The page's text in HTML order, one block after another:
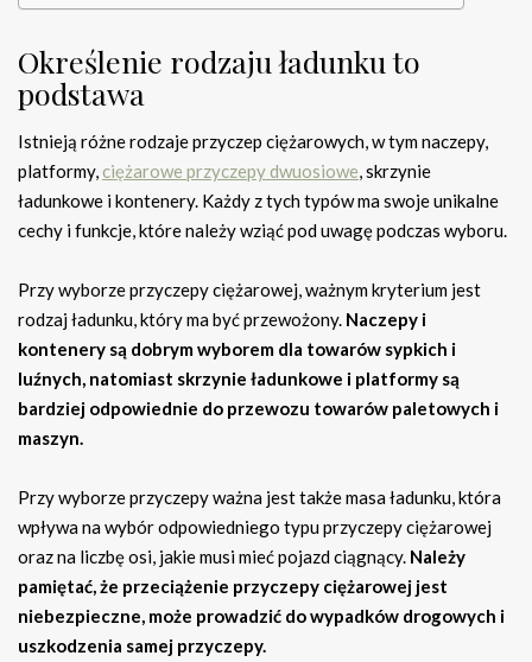
Określenie rodzaju ładunku to
podstawa
Istnieją różne rodzaje przyczep ciężarowych, w tym naczepy,
platformy,ciężarowe przyczepy dwuosiowe, skrzynie
ładunkowe i kontenery. Każdy z tych typów ma swoje unikalne
cechy i funkcje, które należy wziąć pod uwagę podczas wyboru.
Przy wyborze przyczepy ciężarowej, ważnym kryterium jest
rodzaj ładunku, który ma być przewożony. Naczepy i
kontenery są dobrym wyborem dla towarów sypkich i
luźnych, natomiast skrzynie ładunkowe i platformy są
bardziej odpowiednie do przewozu towarów paletowych i
maszyn.
Przy wyborze przyczepy ważna jest także masa ładunku, która
wpływa na wybór odpowiedniego typu przyczepy ciężarowej
oraz na liczbę osi, jakie musi mieć pojazd ciągnący. Należy
pamiętać, że przeciążenie przyczepy ciężarowej jest
niebezpieczne, może prowadzić do wypadków drogowych i
uszkodzenia samej przyczepy.